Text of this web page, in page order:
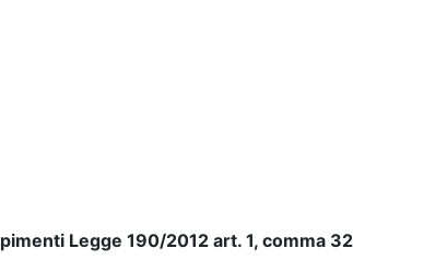
Legge 190/2012 art. 1, comma 32